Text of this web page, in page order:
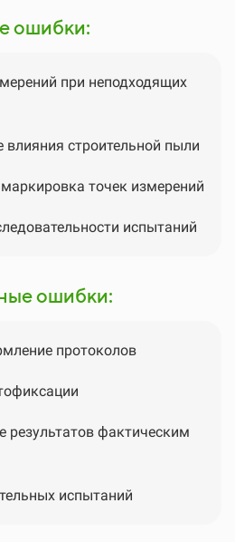
ошибки:
при неподходящих
влияния строительной пыли
точек измерений
испытаний
ошибки:
протоколов
результатов фактическим
испытаний